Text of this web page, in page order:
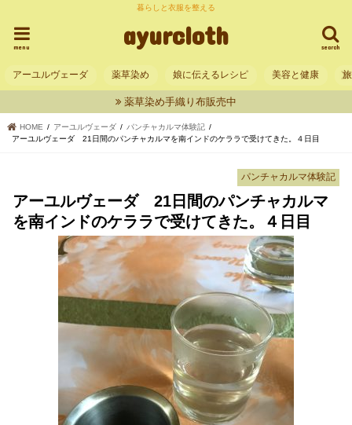
暮らしと衣服を整える
ayurcloth search
menu
アーユルヴェーダ 薬草染め 娘に伝えるレシピ 美容と健康
薬草染め手織り布販売中
HOME アーユルヴェーダ
パンチャカルマ体験記
アーユルヴェーダ 21日間のパンチャカルマを南インドのケララで受けてきた。４日目
パンチャカルマ体験記
アーユルヴェーダ 21日間のパンチャカルマ
を南インドのケララで受けてきた。４日目